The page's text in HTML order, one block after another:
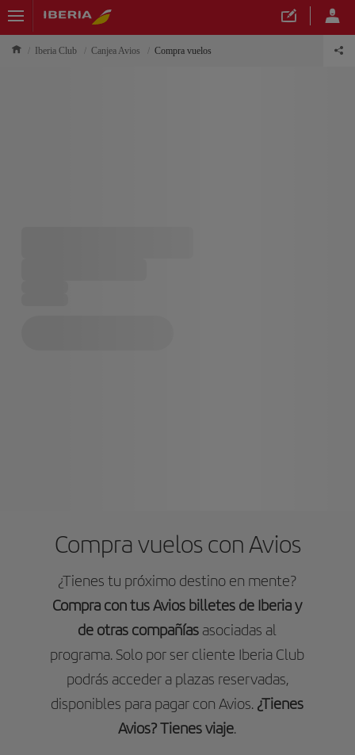
Iberia Club Canjea Avios Compra vuelos
Compra vuelos con Avios
¿Tienes tu próximo destino en mente?
Compra con tus Avios billetes de Iberia y
de otras compañías asociadas al
programa. Solo por ser cliente Iberia Club
podrás acceder a plazas reservadas,
disponibles para pagar con Avios. ¿Tienes
Avios? Tienes viaje.